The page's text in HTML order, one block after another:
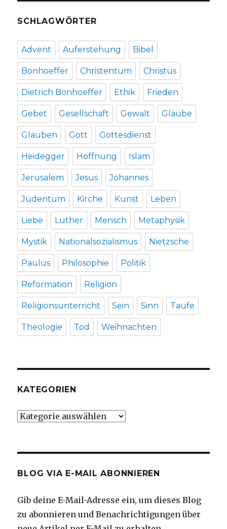
SCHLAGWÖRTER
Advent Auferstehung Bibel
Bonhoeffer Christentum Christus
Dietrich Bonhoeffer Ethik Frieden
Gebet Gesellschaft Gewalt Glaube
Glauben Gott Gottesdienst
Heidegger Hoffnung Islam
Jerusalem Jesus Johannes
Judentum Kirche Kunst Leben
Liebe Luther Mensch Metaphysik
Mystik Nationalsozialismus Nietzsche
Paulus Philosophie Politik
Reformation Religion
Religionsunterricht Sein Sinn Taufe
Theologie Tod Weihnachten
KATEGORIEN
Kategorien
BLOG VIA E-MAIL ABONNIEREN
Gib deine E-Mail-Adresse ein, um dieses Blog
zu abonnieren und Benachrichtigungen über